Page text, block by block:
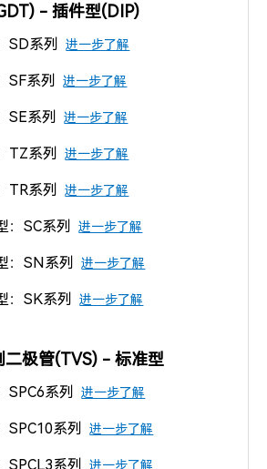
- 插件型(DIP)
SD系列进一步了解
SF系列进一步了解
SE系列进一步了解
TZ系列进一步了解
TR系列进一步了解
：SC系列进一步了解
：SN系列进一步了解
：SK系列进一步了解
二极管(TVS) - 标准型
SPC6系列进一步了解
SPC10系列 进一步了解
SPCL3系列 进一步了解